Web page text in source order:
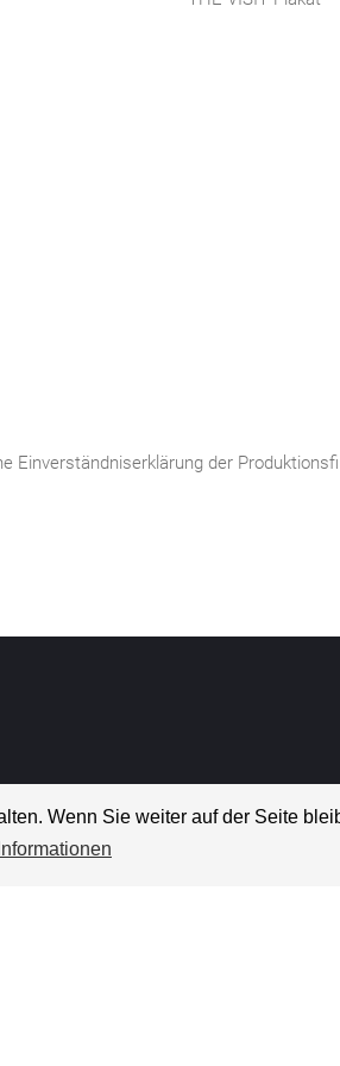
Wenn Sie weiter auf der Seite
Einverständniserklärung der